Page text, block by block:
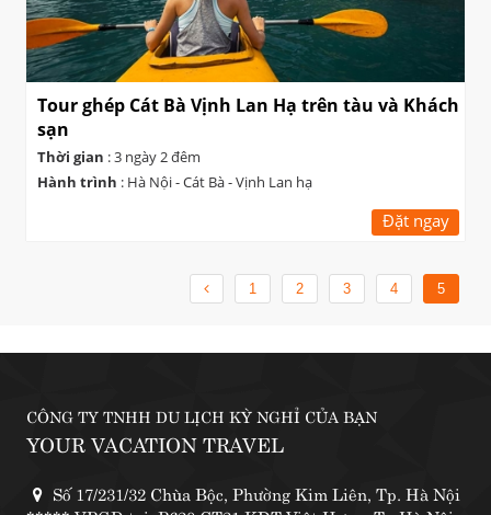
Tour ghép Cát Bà Vịnh Lan Hạ trên tàu và Khách
sạn
Thời gian : 3 ngày 2 đêm
Hành trình : Hà Nội - Cát Bà - Vịnh Lan hạ
Đặt ngay
1 2 3 4 5
CÔNG TY TNHH DU LỊCH KỲ NGHỈ CỦA BẠN
YOUR VACATION TRAVEL
Số 17/231/32 Chùa Bộc, Phường Kim Liên, Tp. Hà Nội